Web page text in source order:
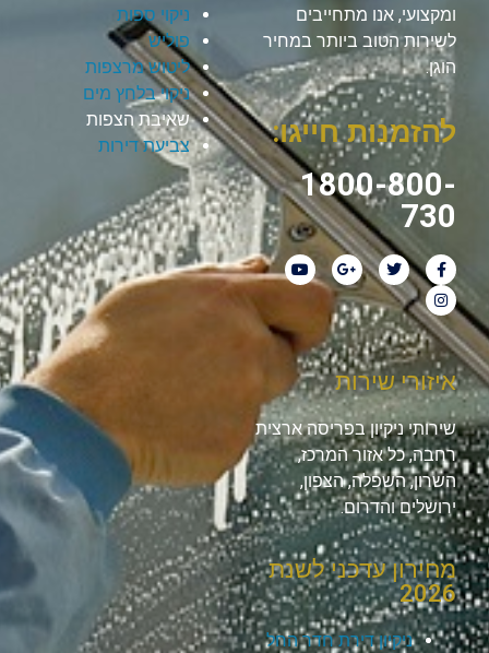
ומקצועי, אנו מתחייבים
לשירות הטוב ביותר במחיר
הוגן.
להזמנות חייגו:
1800-800-
730
ניקוי ספות
פוליש
ליטוש מרצפות
ניקוי בלחץ מים
שאיבת הצפות
צביעת דירות
איזורי שירות
שירותי ניקיון בפריסה ארצית
רחבה, כל אזור המרכז,
השרון, השפלה, הצפון,
ירושלים והדרום.
מחירון עדכני לשנת
2026
ניקיון דירת חדר החל